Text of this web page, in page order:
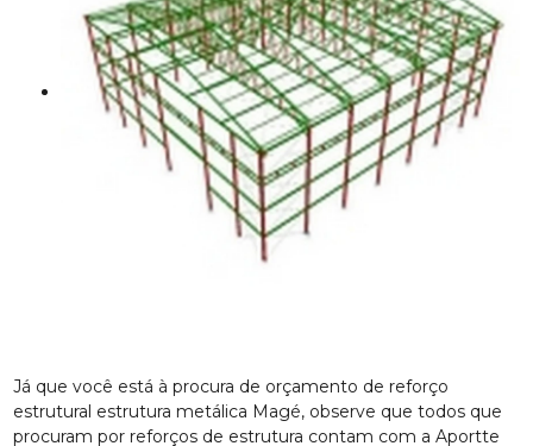
Já que você está à procura de orçamento de reforço
estrutural estrutura metálica Magé, observe que todos que
procuram por reforços de estrutura contam com a Aportte